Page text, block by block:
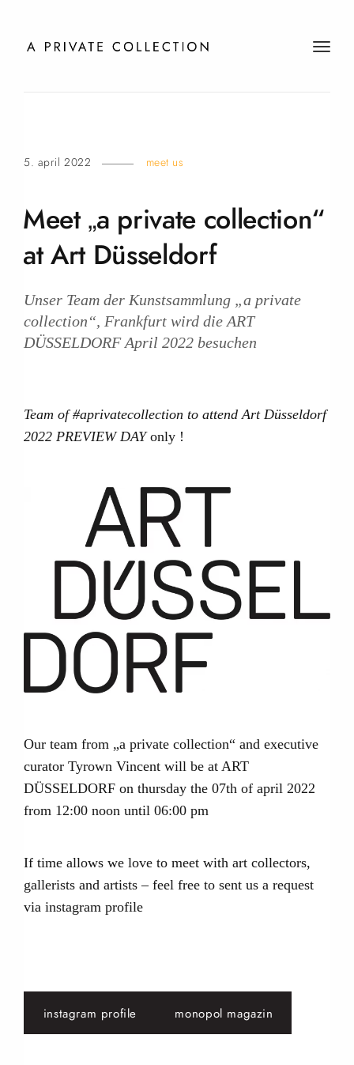
t
i
5. april 2022 meet us
Meet „a private collection“
at Art Düsseldorf
Unser Team der Kunstsammlung „a private
collection“, Frankfurt wird die ART
DÜSSELDORF April 2022 besuchen
Team of #aprivatecollection to attend Art Düsseldorf
2022 PREVIEW DAYonly !
Our team from „a private collection“ and executive
curator Tyrown Vincent will be at ART
DÜSSELDORF on thursday the 07th of april 2022
from 12:00 noon until 06:00 pm
If time allows we love to meet with art collectors,
gallerists and artists – feel free to sent us a request
via instagram profile
instagram profile monopol magazin